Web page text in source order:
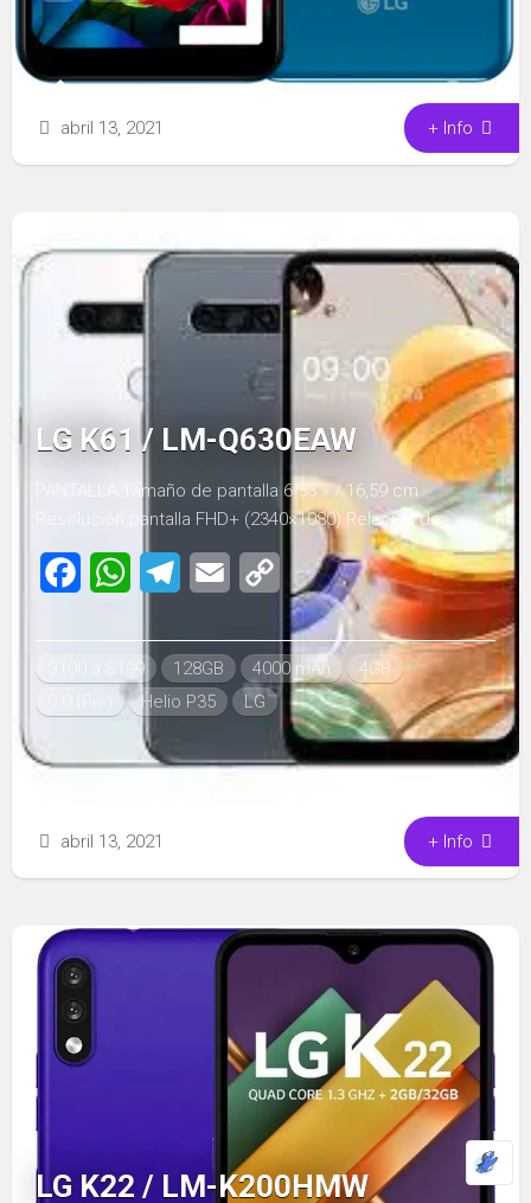
abril 13, 2021 + Info
LG K61 / LM-Q630EAW
PANTALLA Tamaño de pantalla 6.53 » / 16,59 cm
Resolución pantalla FHD+ (2340×1080) Relación de...
FacebookWhatsAppTelegramEmail
Copy
Link
$100 a $199 128GB 4000 mAh
4GB
Helio P35 LG
abril 13, 2021 + Info
LG K22 / LM-K200HMW